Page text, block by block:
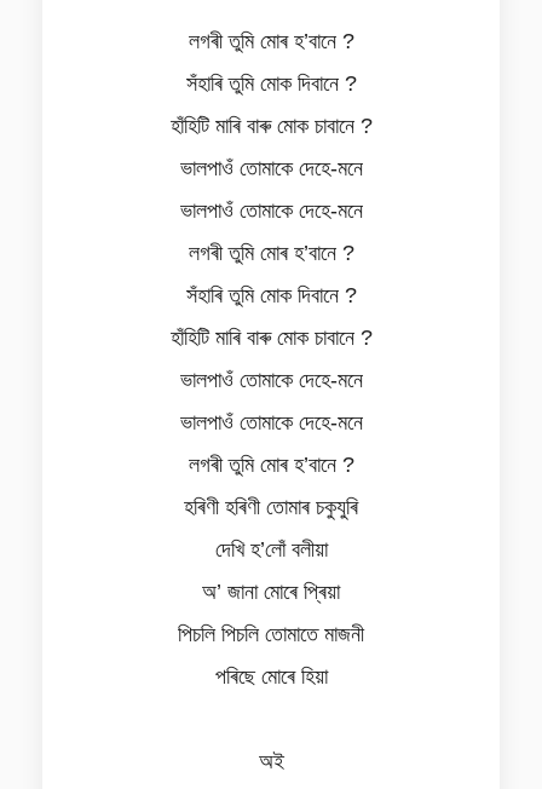
লগৰী তুমি মোৰ হ’বানে ?
সঁহাৰি তুমি মোক দিবানে ?
হাঁহিটি মাৰি বাৰু মোক চাবানে ?
ভালপাওঁ তোমাকে দেহে-মনে
ভালপাওঁ তোমাকে দেহে-মনে
লগৰী তুমি মোৰ হ’বানে ?
সঁহাৰি তুমি মোক দিবানে ?
হাঁহিটি মাৰি বাৰু মোক চাবানে ?
ভালপাওঁ তোমাকে দেহে-মনে
ভালপাওঁ তোমাকে দেহে-মনে
লগৰী তুমি মোৰ হ’বানে ?
হৰিণী হৰিণী তোমাৰ চকুযুৰি
দেখি হ’লোঁ বলীয়া
অ’ জানা মোৰে প্ৰিয়া
পিচলি পিচলি তোমাতে মাজনী
পৰিছে মোৰে হিয়া
অই